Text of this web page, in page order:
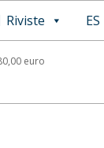
Riviste
euro